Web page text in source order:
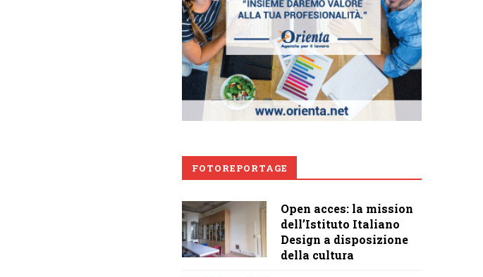
FOTOREPORTAGE
Open acces: la mission
dell’Istituto Italiano
Design a disposizione
della cultura